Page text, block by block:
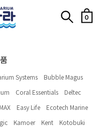
0
Systems
Bubble Magus
Coral Essentials
Deltec
Easy Life
Ecotech Marine
Kamoer Kent
Kotobuki